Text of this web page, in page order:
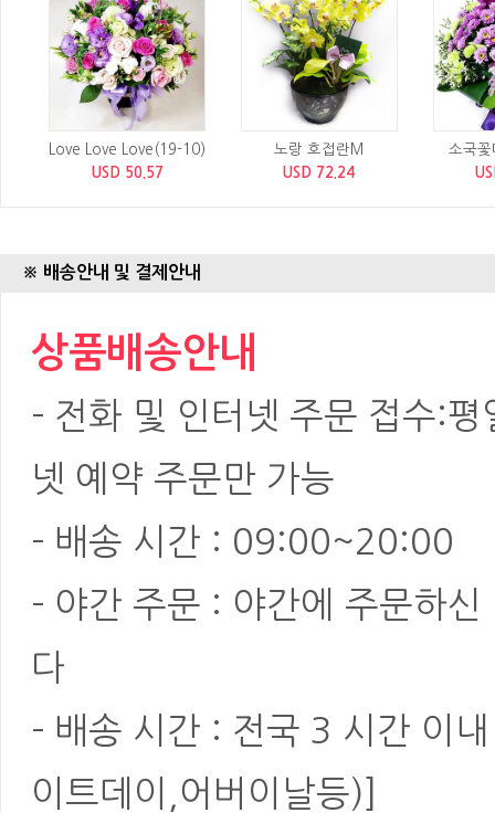
Love Love Love(19-10)
USD 50.57
노랑 호접란M
USD 72.24
소국
※ 배송안내 및 결제안내
상품배송안내
- 전화 및 인터넷 주문 접수:
넷 예약 주문만 가능
- 배송 시간 : 09:00~20:00
- 야간 주문 : 야간에 주문하
다
- 배송 시간 : 전국 3 시간 이
이트데이,어버이날등)]